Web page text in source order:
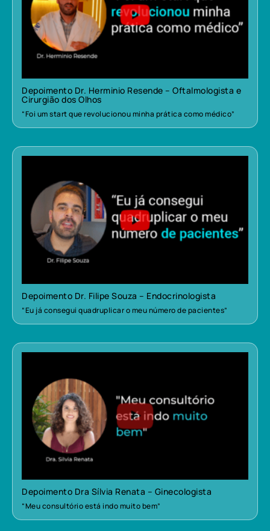
Depoimento Dr. Herminio Resende – Oftalmologista e
Cirurgião dos Olhos
“Foi um start que revolucionou minha prática como médico”
Depoimento Dr. Filipe Souza – Endocrinologista
“Eu já consegui quadruplicar o meu número de pacientes”
Depoimento Dra Sílvia Renata – Ginecologista
“Meu consultório está indo muito bem”